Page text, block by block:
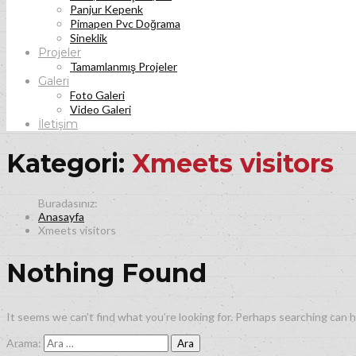
Panjur Kepenk
Pimapen Pvc Doğrama
Sineklik
Projeler
Tamamlanmış Projeler
Galeri
Foto Galeri
Video Galeri
İletişim
Kategori: Xmeets visitors
Anasayfa
Xmeets visitors
Nothing Found
It seems we can’t find what you’re looking for. Perhaps searching can
Arama: